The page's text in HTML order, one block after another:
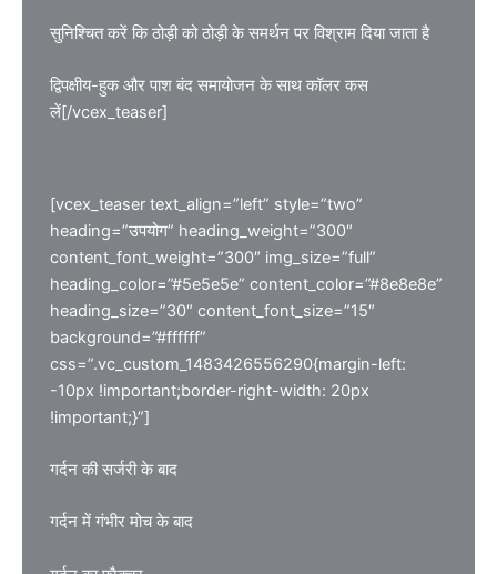
सुनिश्चित करें कि ठोड़ी को ठोड़ी के समर्थन पर विश्राम दिया जाता है
द्विपक्षीय-हुक और पाश बंद समायोजन के साथ कॉलर कस
लें[/vcex_teaser]
[vcex_teaser text_align=”left” style=”two”
heading=”उपयोग” heading_weight=”300″
content_font_weight=”300″ img_size=”full”
heading_color=”#5e5e5e” content_color=”#8e8e8e”
heading_size=”30″ content_font_size=”15″
background=”#ffffff”
css=”.vc_custom_1483426556290{margin-left:
-10px !important;border-right-width: 20px
!important;}”]
गर्दन की सर्जरी के बाद
गर्दन में गंभीर मोच के बाद